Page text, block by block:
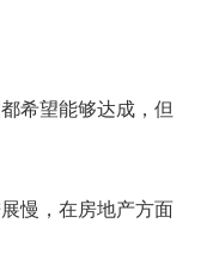
希望能够达成，但
慢，在房地产方面